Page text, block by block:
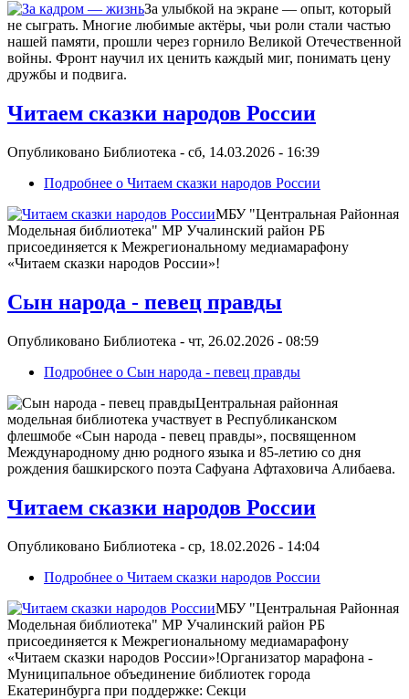
За улыбкой на экране — опыт, который
не сыграть. Многие любимые актёры, чьи роли стали частью
нашей памяти, прошли через горнило Великой Отечественной
войны. Фронт научил их ценить каждый миг, понимать цену
дружбы и подвига.
Читаем сказки народов России
Опубликовано Библиотека - сб, 14.03.2026 - 16:39
Подробнее о Читаем сказки народов России
МБУ "Центральная Районная
Модельная библиотека" МР Учалинский район РБ
присоединяется к Межрегиональному медиамарафону
«Читаем сказки народов России»!
Сын народа - певец правды
Опубликовано Библиотека - чт, 26.02.2026 - 08:59
Подробнее о Сын народа - певец правды
Центральная районная
модельная библиотека участвует в Республиканском
флешмобе «Сын народа - певец правды», посвященном
Международному дню родного языка и 85-летию со дня
рождения башкирского поэта Сафуана Афтаховича Алибаева.
Читаем сказки народов России
Опубликовано Библиотека - ср, 18.02.2026 - 14:04
Подробнее о Читаем сказки народов России
МБУ "Центральная Районная
Модельная библиотека" МР Учалинский район РБ
присоединяется к Межрегиональному медиамарафону
«Читаем сказки народов России»!Организатор марафона -
Муниципальное объединение библиотек города
Екатеринбурга при поддержке: Секци